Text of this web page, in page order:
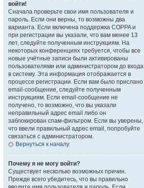
войти!
Сначала проверьте свои имя пользователя и
пароль. Если они верны, то возможны два
варианта. Если включена поддержка COPPA и
при регистрации вы указали, что вам менее 13
лет, следуйте полученным инструкциям. На
некоторых конференциях требуется, чтобы все
новые учётные записи были активированы
пользователями или администратором до входа
в систему. Эта информация отображается в
процессе регистрации. Если вам было прислано
email-сообщение, следуйте полученным
инструкциям. Если email-сообщение не
получено, то возможно, что вы указали
неправильный адрес email либо он
заблокирован спам-фильтром. Если вы уверены,
что ввели правильный адрес email, попробуйте
связаться с администратором.
Вернуться к началу
Почему я не могу войти?
Существует несколько возможных причин.
Прежде всего убедитесь, что вы правильно